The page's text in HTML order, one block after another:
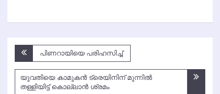
Post
navigation
പിണറായിയെ പരിഹസിച്ച്
യുവതിയെ കാമുകന്‍ ട്രെയിനിന് മുന്നില്‍
തള്ളിയിട്ട് കൊല്ലാന്‍ ശ്രമം